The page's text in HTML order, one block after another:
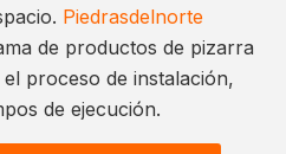
Piedrasdelnorte
de productos de pizarra
proceso de instalación,
de ejecución.